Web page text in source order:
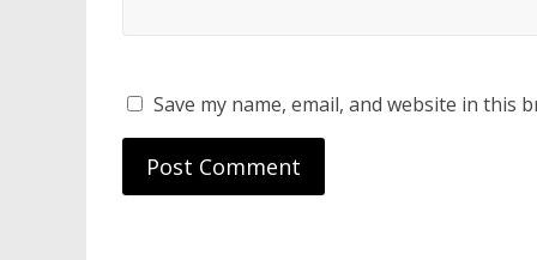
Save my name, email, and website in this